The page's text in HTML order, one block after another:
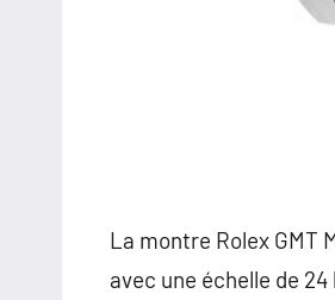
La montre Rolex GMT
avec une échelle de